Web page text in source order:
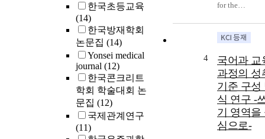
한국초등교육
(14)
한국방재학회
논문집 (14)
Yonsei medical
journal (12)
한국콘크리트
학회 학술대회 논
문집 (12)
국제관계연구
(11)
evaluated the
accuracy of
passrates. We
applied the
gamma index
passing
accepted error
ranges of 3%
3 mmfor the
for the
hepaticlesions
benign tumors)
and to perform
quantitative
analysis of the
results.
this, we
4
국어과 교
과정의 성
기준 구성
식 연구 -
기 영역을
심으로-